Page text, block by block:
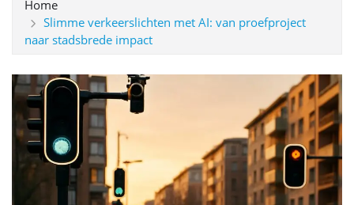
Home
Slimme verkeerslichten met AI: van proefproject
naar stadsbrede impact